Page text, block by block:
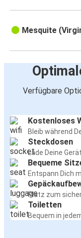
Mesquite
Verfügbare
Kostenloses
Bleib während
Steckdosen
Lade Deine
Bequeme
Entspann Dich
Platz zum
Toiletten
Bequem in